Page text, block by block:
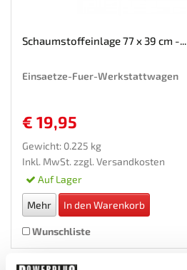
Schaumstoffeinlage 77 x 39 cm -...
Einsaetze-Fuer-Werkstattwagen
€ 19,95
Gewicht: 0.225 kg
Inkl. MwSt. zzgl. Versandkosten
Auf Lager
Mehr In den Warenkorb
Wunschliste